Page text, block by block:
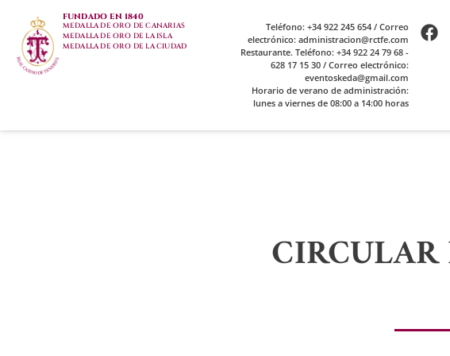
FUNDADO EN 1840
MEDALLA DE ORO DE CANARIAS
MEDALLA DE ORO DE LA ISLA
MEDALLA DE ORO DE LA CIUDAD
Teléfono: +34 922 245 654 / Correo
electrónico: administracion@rctfe.com
Restaurante. Teléfono: +34 922 24 79 68 -
628 17 15 30 / Correo electrónico:
eventoskeda@gmail.com
Horario de verano de administración:
lunes a viernes de 08:00 a 14:00 horas